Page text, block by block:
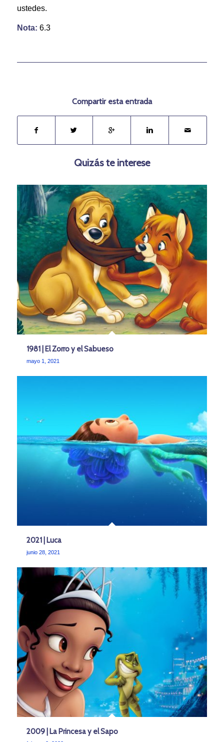
ustedes.
Nota: 6.3
Compartir esta entrada
Quizás te interese
1981 | El Zorro y el Sabueso
mayo 1, 2021
2021 | Luca
junio 28, 2021
2009 | La Princesa y el Sapo